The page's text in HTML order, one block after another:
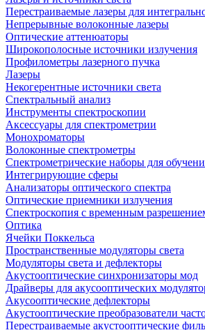
Перестраиваемые лазеры для
Непрерывные волоконные лазеры
Оптические аттенюаторы
Широкополосные источники излучения
Профилометры лазерного пучка
Лазеры
Некогерентные источники света
Спектральный анализ
Инструменты спектроскопии
Аксессуары для спектрометрии
Монохроматоры
Волоконные спектрометры
Спектрометрические наборы для
Интегрирующие сферы
Анализаторы оптического спектра
Оптические приемники излучения
Спектроскопия с временным
Оптика
Ячейки Поккельса
Пространственные модуляторы света
Модуляторы света и дефлекторы
Акустооптические синхронизаторы мод
Драйверы для акусооптических
Акусооптические дефлекторы
Акустооптические преобразователи
Перестраиваемые акустооптические